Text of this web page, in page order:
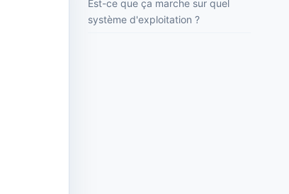
Est-ce que ça marche sur quel
système d'exploitation ?